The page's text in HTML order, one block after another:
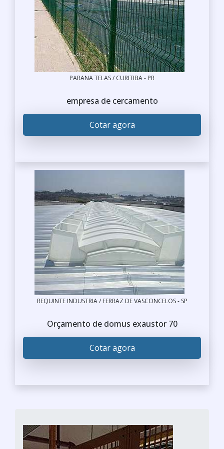
PARANA TELAS / CURITIBA - PR
empresa de cercamento
Cotar agora
REQUINTE INDUSTRIA / FERRAZ DE VASCONCELOS - SP
Orçamento de domus exaustor 70
Cotar agora